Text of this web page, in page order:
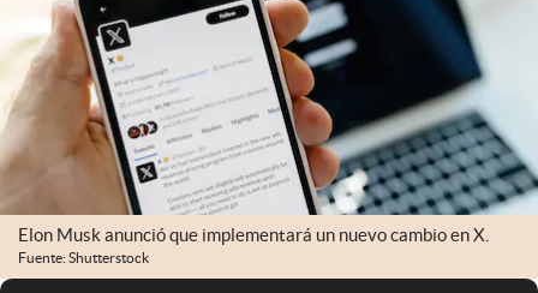
Elon Musk anunció que implementará un nuevo cambio en X.
Fuente: Shutterstock